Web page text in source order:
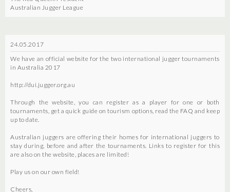
Australian Jugger League
24.05.2017
We have an official website for the two international jugger tournaments
in Australia 2017
http://dui.jugger.org.au
Through the website, you can register as a player for one or both
tournaments, get a quick guide on tourism options, read the FAQ and keep
up to date.
Australian juggers are offering their homes for international juggers to
stay during, before and after the tournaments. Links to register for this
are also on the website, places are limited!
Play us on our own field!
Cheers,